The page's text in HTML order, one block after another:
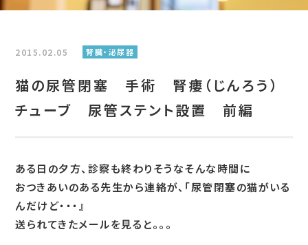
2015.02.05 腎臓・泌尿器
猫の尿管閉塞 手術 腎瘻（じんろう）
チューブ 尿管ステント設置 前編
ある日の夕方、診察も終わりそうなそんな時間に
おつきあいのある先生から連絡が、「尿管閉塞の猫がいる
んだけど・・・』
送られてきたメールを見ると。。。